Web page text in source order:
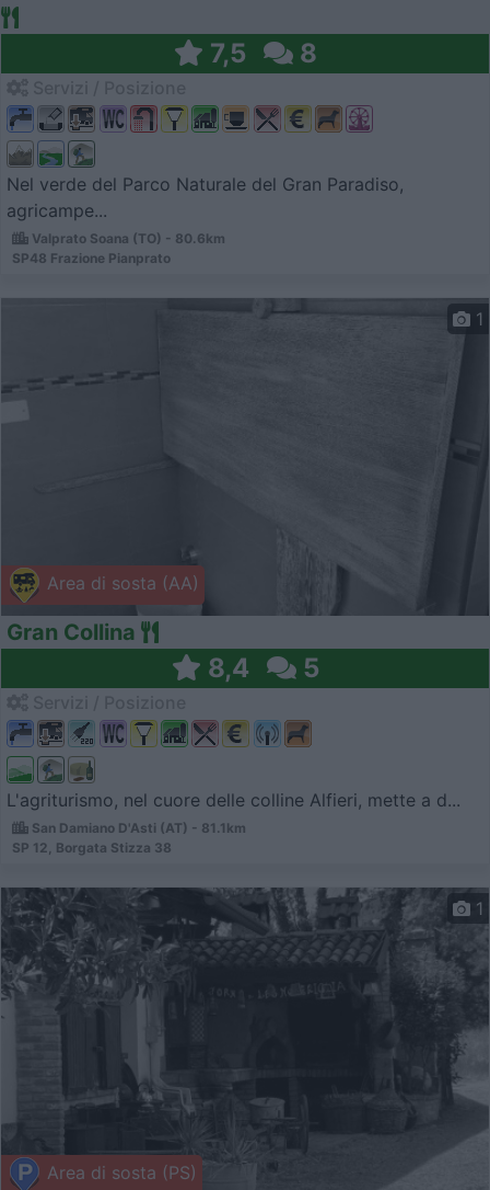
7,5 8
Nel verde del Parco Naturale del Gran Paradiso,
agricampe...
Valprato Soana (TO) - 80.6km
SP48 Frazione Pianprato
Area di sosta (AA)
1
Gran Collina
8,4 5
L'agriturismo, nel cuore delle colline Alfieri, mette a d...
San Damiano D'Asti (AT) - 81.1km
SP 12, Borgata Stizza 38
Area di sosta (PS)
1